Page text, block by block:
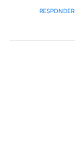
RESPONDER